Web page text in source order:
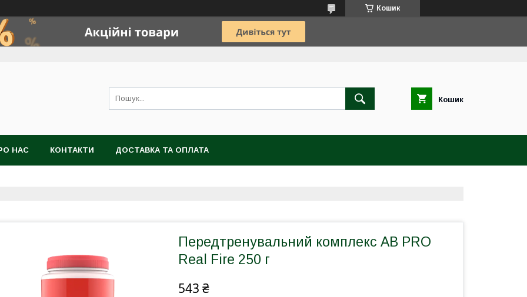
Кошик
Кошик
НАС КОНТАКТИ ДОСТАВКА ТА ОПЛАТА
Передтренувальний комплекс AB PRO
Real Fire 250 г
543 ₴